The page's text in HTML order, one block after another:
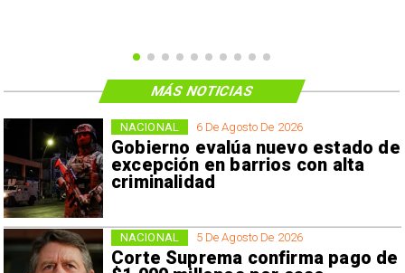
6 De Agosto De 2026
Gobierno evalúa nuevo estado de
excepción en barrios con alta
criminalidad
NACIONAL
5 De Agosto De 2026
Corte Suprema confirma pago de
NACIONAL
MÁS NOTICIAS